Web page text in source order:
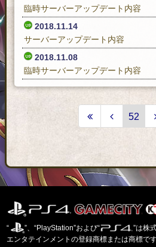
臨時サーバーアップデート内容
2018.11.14
サーバーアップデート内容
2018.11.08
臨時サーバーアップデート内容
52
“ ”、“PlayStation”および“
”は株
エンタテインメントの登録商標または商標です